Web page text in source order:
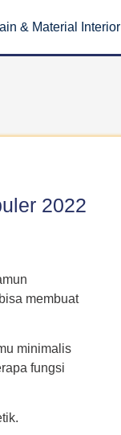
& Material Interior
2022
membuat
minimalis
fungsi